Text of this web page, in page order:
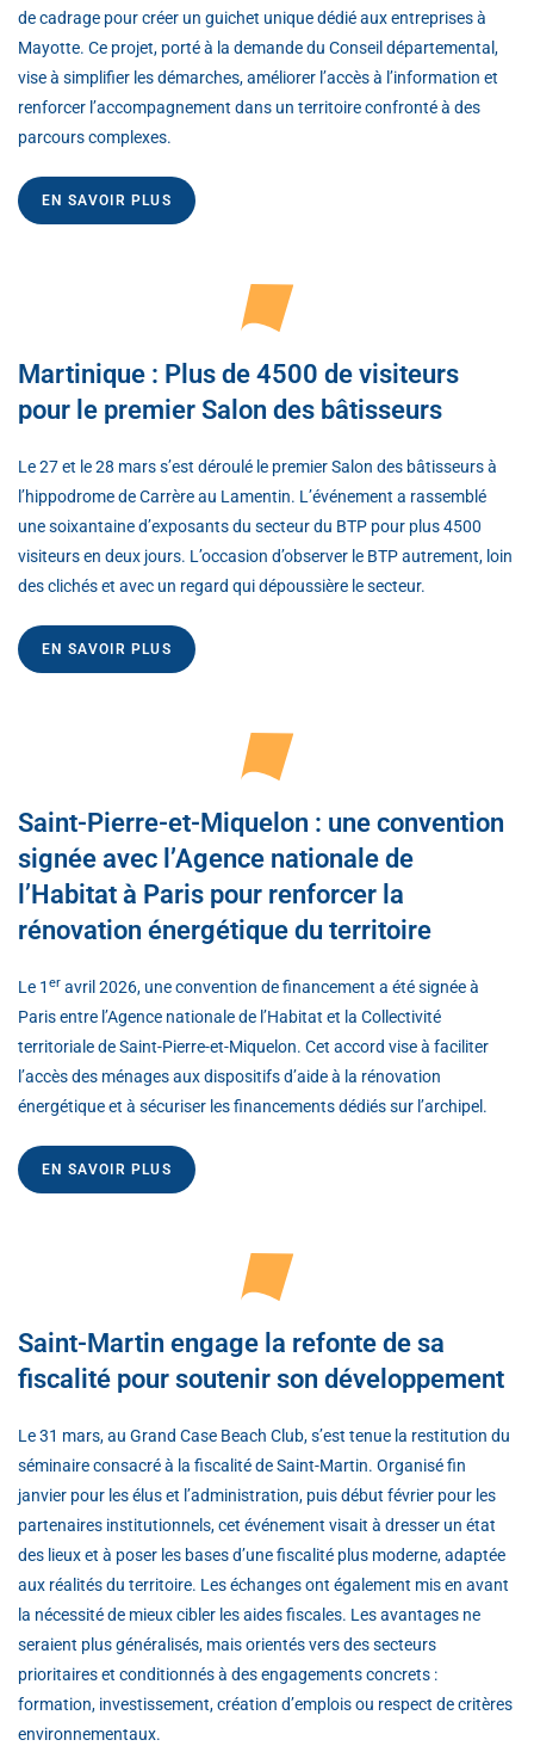
de cadrage pour créer un guichet unique dédié aux entreprises à
Mayotte. Ce projet, porté à la demande du Conseil départemental,
vise à simplifier les démarches, améliorer l’accès à l’information et
renforcer l’accompagnement dans un territoire confronté à des
parcours complexes.
EN SAVOIR PLUS
Martinique : Plus de 4500 de visiteurs
pour le premier Salon des bâtisseurs
Le 27 et le 28 mars s’est déroulé le premier Salon des bâtisseurs à
l’hippodrome de Carrère au Lamentin. L’événement a rassemblé
une soixantaine d’exposants du secteur du BTP pour plus 4500
visiteurs en deux jours. L’occasion d’observer le BTP autrement, loin
des clichés et avec un regard qui dépoussière le secteur.
EN SAVOIR PLUS
Saint-Pierre-et-Miquelon : une convention
signée avec l’Agence nationale de
l’Habitat à Paris pour renforcer la
rénovation énergétique du territoire
Le 1 er avril 2026, une convention de financement a été signée à
Paris entre l’Agence nationale de l’Habitat et la Collectivité
territoriale de Saint-Pierre-et-Miquelon. Cet accord vise à faciliter
l’accès des ménages aux dispositifs d’aide à la rénovation
énergétique et à sécuriser les financements dédiés sur l’archipel.
EN SAVOIR PLUS
Saint-Martin engage la refonte de sa
fiscalité pour soutenir son développement
Le 31 mars, au Grand Case Beach Club, s’est tenue la restitution du
séminaire consacré à la fiscalité de Saint-Martin. Organisé fin
janvier pour les élus et l’administration, puis début février pour les
partenaires institutionnels, cet événement visait à dresser un état
des lieux et à poser les bases d’une fiscalité plus moderne, adaptée
aux réalités du territoire. Les échanges ont également mis en avant
la nécessité de mieux cibler les aides fiscales. Les avantages ne
seraient plus généralisés, mais orientés vers des secteurs
prioritaires et conditionnés à des engagements concrets :
formation, investissement, création d’emplois ou respect de critères
environnementaux.